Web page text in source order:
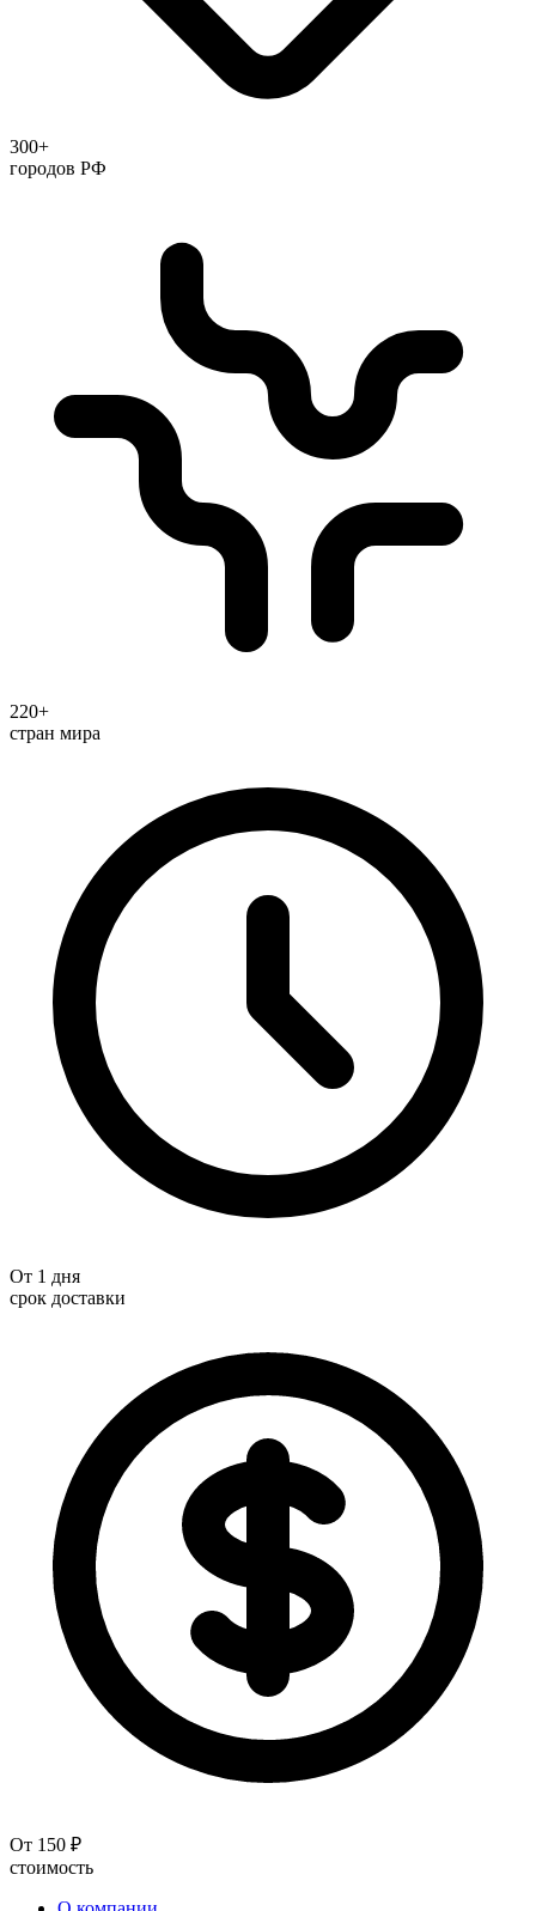
300+
городов РФ
220+
стран мира
От 1 дня
срок доставки
От 150 ₽
стоимость